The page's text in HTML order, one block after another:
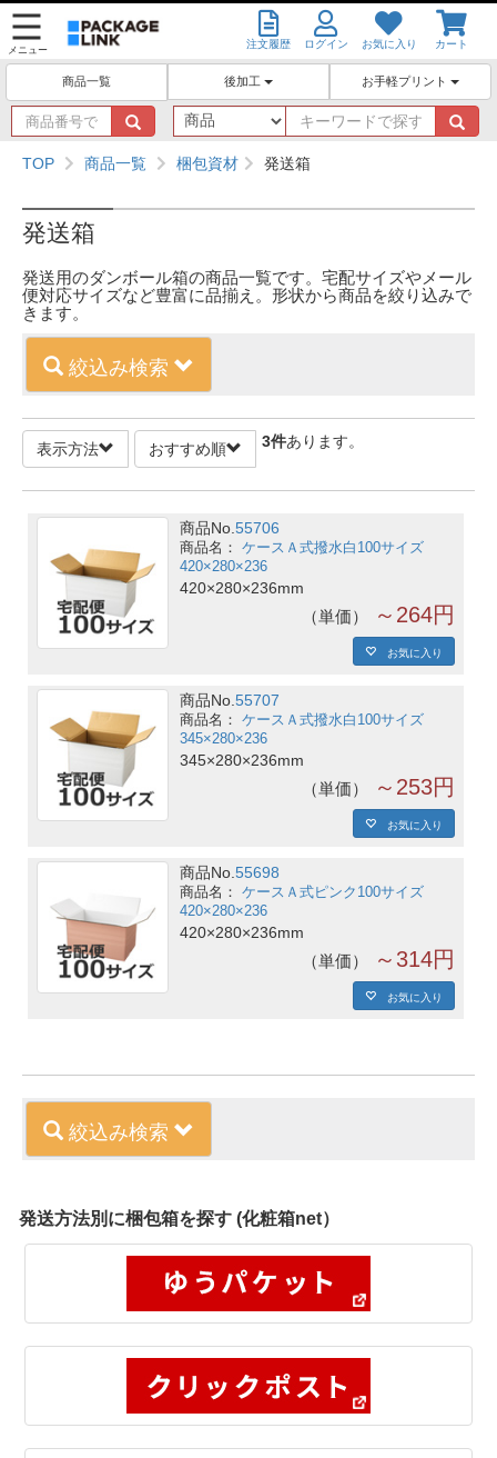
メニュー 注文履歴 ログイン お気に入り カート
商品一覧 後加工 お手軽プリント
商
品
番
で
探
す
キ
ー
ド
す
TOP 商品一覧 梱包資材 発送箱
発送箱
発送用のダンボール箱の商品一覧です。宅配サイズやメール
便対応サイズなど豊富に品揃え。形状から商品を絞り込みで
きます。
絞込み検索
表示方法 おすすめ順 3件あります。
商品No. 55706
ケースＡ式撥水白100サイズ
420×280×236
420×280×236mm
単価 ～264円
お気に入り
商品No. 55707
ケースＡ式撥水白100サイズ
345×280×236
345×280×236mm
単価 ～253円
お気に入り
商品No. 55698
ケースＡ式ピンク100サイズ
420×280×236
420×280×236mm
単価 ～314円
お気に入り
絞込み検索
発送方法別に梱包箱を探す (化粧箱net）